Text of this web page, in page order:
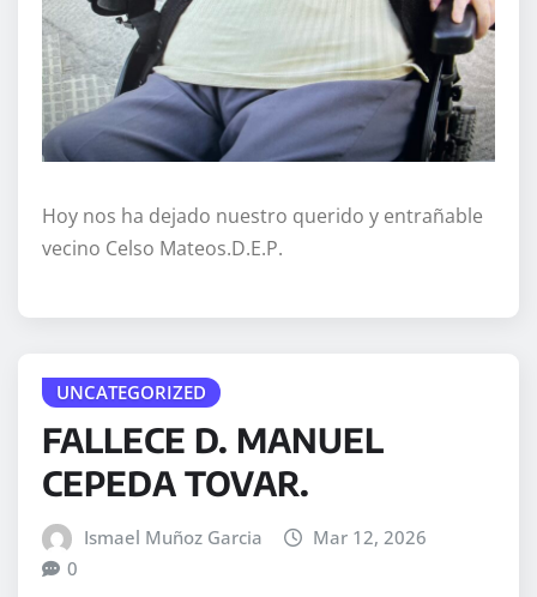
Hoy nos ha dejado nuestro querido y entrañable
vecino Celso Mateos.D.E.P.
UNCATEGORIZED
FALLECE D. MANUEL
CEPEDA TOVAR.
Ismael Muñoz Garcia
Mar 12, 2026
0